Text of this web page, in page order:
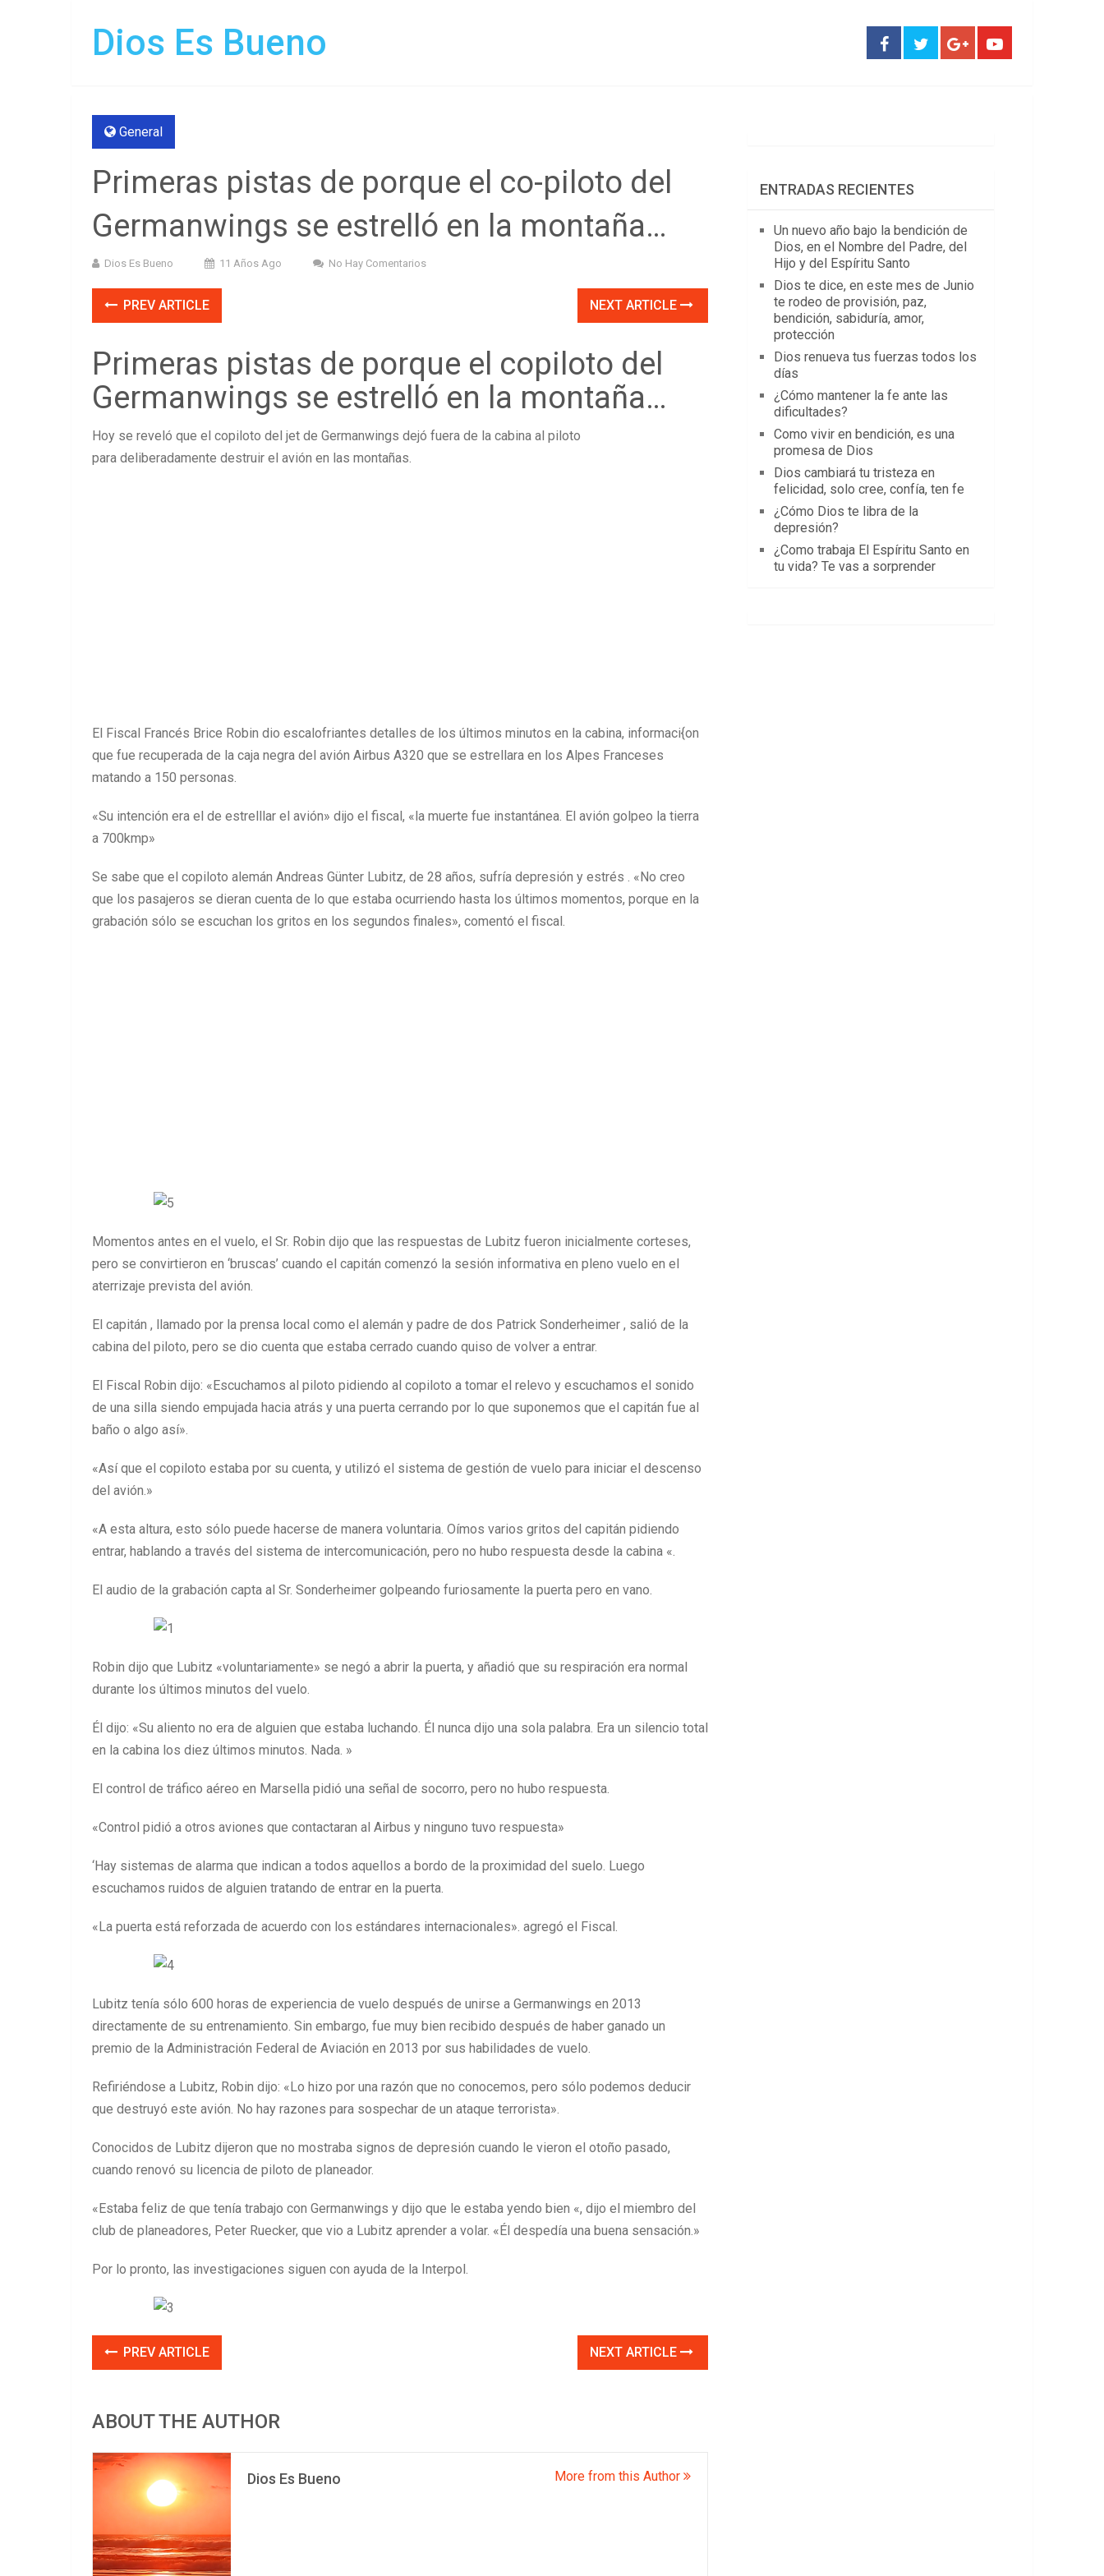
Dios Es Bueno
General
Primeras pistas de porque el co-piloto del
Germanwings se estrelló en la montaña…
Dios Es Bueno 11 Años Ago No Hay Comentarios
PREV ARTICLE NEXT ARTICLE
Primeras pistas de porque el copiloto del
Germanwings se estrelló en la montaña…
Hoy se reveló que el copiloto del jet de Germanwings dejó fuera de la cabina al piloto
para deliberadamente destruir el avión en las montañas.
El Fiscal Francés Brice Robin dio escalofriantes detalles de los últimos minutos en la cabina, informaci{on
que fue recuperada de la caja negra del avión Airbus A320 que se estrellara en los Alpes Franceses
matando a 150 personas.
«Su intención era el de estrelllar el avión» dijo el fiscal, «la muerte fue instantánea. El avión golpeo la tierra
a 700kmp»
Se sabe que el copiloto alemán Andreas Günter Lubitz, de 28 años, sufría depresión y estrés . «No creo
que los pasajeros se dieran cuenta de lo que estaba ocurriendo hasta los últimos momentos, porque en la
grabación sólo se escuchan los gritos en los segundos finales», comentó el fiscal.
Momentos antes en el vuelo, el Sr. Robin dijo que las respuestas de Lubitz fueron inicialmente corteses,
pero se convirtieron en ‘bruscas’ cuando el capitán comenzó la sesión informativa en pleno vuelo en el
aterrizaje prevista del avión.
El capitán , llamado por la prensa local como el alemán y padre de dos Patrick Sonderheimer , salió de la
cabina del piloto, pero se dio cuenta que estaba cerrado cuando quiso de volver a entrar.
El Fiscal Robin dijo: «Escuchamos al piloto pidiendo al copiloto a tomar el relevo y escuchamos el sonido
de una silla siendo empujada hacia atrás y una puerta cerrando por lo que suponemos que el capitán fue al
baño o algo así».
«Así que el copiloto estaba por su cuenta, y utilizó el sistema de gestión de vuelo para iniciar el descenso
del avión.»
«A esta altura, esto sólo puede hacerse de manera voluntaria. Oímos varios gritos del capitán pidiendo
entrar, hablando a través del sistema de intercomunicación, pero no hubo respuesta desde la cabina «.
El audio de la grabación capta al Sr. Sonderheimer golpeando furiosamente la puerta pero en vano.
Robin dijo que Lubitz «voluntariamente» se negó a abrir la puerta, y añadió que su respiración era normal
durante los últimos minutos del vuelo.
Él dijo: «Su aliento no era de alguien que estaba luchando. Él nunca dijo una sola palabra. Era un silencio total
en la cabina los diez últimos minutos. Nada. »
El control de tráfico aéreo en Marsella pidió una señal de socorro, pero no hubo respuesta.
«Control pidió a otros aviones que contactaran al Airbus y ninguno tuvo respuesta»
‘Hay sistemas de alarma que indican a todos aquellos a bordo de la proximidad del suelo. Luego
escuchamos ruidos de alguien tratando de entrar en la puerta.
«La puerta está reforzada de acuerdo con los estándares internacionales». agregó el Fiscal.
Lubitz tenía sólo 600 horas de experiencia de vuelo después de unirse a Germanwings en 2013
directamente de su entrenamiento. Sin embargo, fue muy bien recibido después de haber ganado un
premio de la Administración Federal de Aviación en 2013 por sus habilidades de vuelo.
Refiriéndose a Lubitz, Robin dijo: «Lo hizo por una razón que no conocemos, pero sólo podemos deducir
que destruyó este avión. No hay razones para sospechar de un ataque terrorista».
Conocidos de Lubitz dijeron que no mostraba signos de depresión cuando le vieron el otoño pasado,
cuando renovó su licencia de piloto de planeador.
«Estaba feliz de que tenía trabajo con Germanwings y dijo que le estaba yendo bien «, dijo el miembro del
club de planeadores, Peter Ruecker, que vio a Lubitz aprender a volar. «Él despedía una buena sensación.»
Por lo pronto, las investigaciones siguen con ayuda de la Interpol.
PREV ARTICLE NEXT ARTICLE
ABOUT THE AUTHOR
Dios Es Bueno More from this Author
ENTRADAS RECIENTES
Un nuevo año bajo la bendición de
Dios, en el Nombre del Padre, del
Hijo y del Espíritu Santo
Dios te dice, en este mes de Junio
te rodeo de provisión, paz,
bendición, sabiduría, amor,
protección
Dios renueva tus fuerzas todos los
días
¿Cómo mantener la fe ante las
dificultades?
Como vivir en bendición, es una
promesa de Dios
Dios cambiará tu tristeza en
felicidad, solo cree, confía, ten fe
¿Cómo Dios te libra de la
depresión?
¿Como trabaja El Espíritu Santo en
tu vida? Te vas a sorprender